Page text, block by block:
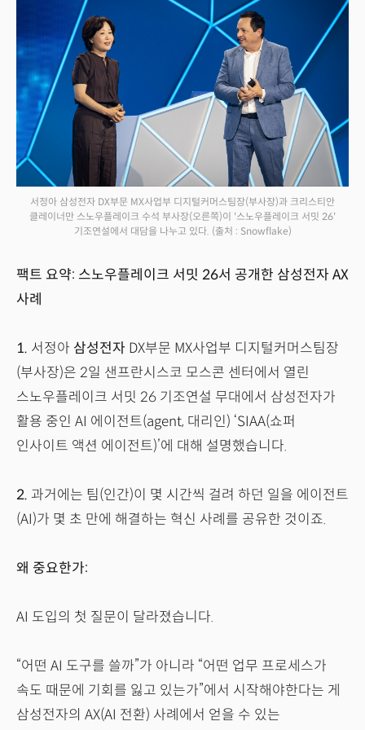
서정아 삼성전자 DX부문 MX사업부 디지털커머스팀장(부사장)과 크리스티안
클레이너만 스노우플레이크 수석 부사장(오른쪽)이 '스노우플레이크 서밋 26'
기조연설에서 대담을 나누고 있다. (출처 : Snowflake)
팩트 요약: 스노우플레이크 서밋 26서 공개한 삼성전자 AX
사례
1. 서정아 삼성전자 DX부문 MX사업부 디지털커머스팀장
(부사장)은 2일 샌프란시스코 모스콘 센터에서 열린
스노우플레이크 서밋 26 기조연설 무대에서 삼성전자가
활용 중인 AI 에이전트(agent, 대리인) ‘SIAA(쇼퍼
인사이트 액션 에이전트)’에 대해 설명했습니다.
2. 과거에는 팀(인간)이 몇 시간씩 걸려 하던 일을 에이전트
(AI)가 몇 초 만에 해결하는 혁신 사례를 공유한 것이죠.
왜 중요한가:
AI 도입의 첫 질문이 달라졌습니다.
“어떤 AI 도구를 쓸까”가 아니라 “어떤 업무 프로세스가
속도 때문에 기회를 잃고 있는가”에서 시작해야한다는 게
삼성전자의 AX(AI 전환) 사례에서 얻을 수 있는